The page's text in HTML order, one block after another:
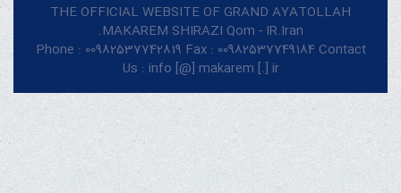
THE OFFICIAL WEBSITE OF GRAND AYATOLLAH
MAKAREM SHIRAZI Qom - IR.Iran.
Phone : 00982537742819 Fax : 00982537749184 Contact
Us : info [@] makarem [.] ir